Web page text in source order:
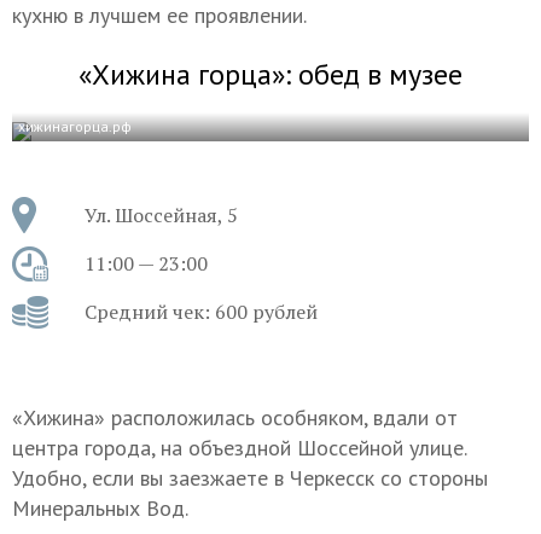
кухню в лучшем ее проявлении.
«Хижина горца»: обед в музее
хижинагорца.рф
Ул. Шоссейная, 5
11:00 — 23:00
Средний чек: 600 рублей
«Хижина» расположилась особняком, вдали от
центра города, на объездной Шоссейной улице.
Удобно, если вы заезжаете в Черкесск со стороны
Минеральных Вод.